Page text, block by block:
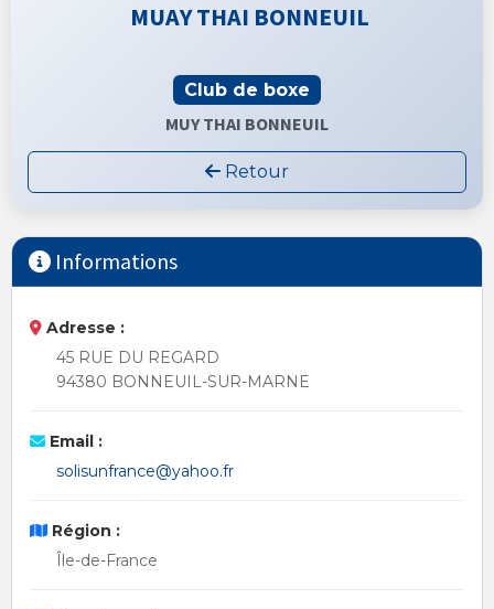
MUAY THAI BONNEUIL
Club de boxe
MUY THAI BONNEUIL
Retour
Informations
Adresse :
45 RUE DU REGARD
94380 BONNEUIL-SUR-MARNE
Email :
solisunfrance@yahoo.fr
Région :
Île-de-France